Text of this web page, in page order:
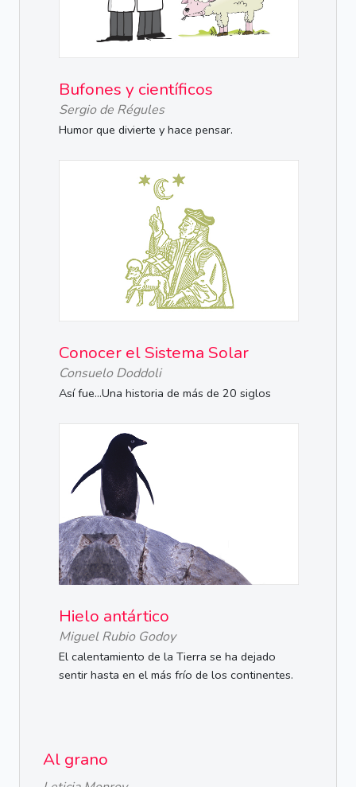
Bufones y científicos
Sergio de Régules
Humor que divierte y hace pensar.
Conocer el Sistema Solar
Consuelo Doddoli
Así fue...Una historia de más de 20 siglos
Hielo antártico
Miguel Rubio Godoy
El calentamiento de la Tierra se ha dejado
sentir hasta en el más frío de los continentes.
Al grano